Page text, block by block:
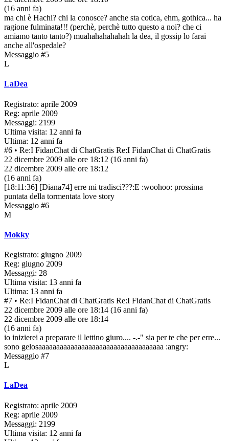
(16 anni fa)
ma chi è Hachi? chi la conosce? anche sta cotica, ehm, gothica... ha
ragione fulminata!!! (perchè, perchè tutto questo a noi? che ci
amiamo tanto tanto?) muahahahahahah la dea, il gossip lo farai
anche all'ospedale?
Messaggio #5
L
LaDea
Registrato: aprile 2009
Reg: aprile 2009
Messaggi: 2199
Ultima visita: 12 anni fa
Ultima: 12 anni fa
#6 • Re:I FidanChat di ChatGratis Re:I FidanChat di ChatGratis
22 dicembre 2009 alle ore 18:12 (16 anni fa)
22 dicembre 2009 alle ore 18:12
(16 anni fa)
[18:11:36] [Diana74] erre mi tradisci???:E :woohoo: prossima
puntata della tormentata love story
Messaggio #6
M
Mokky
Registrato: giugno 2009
Reg: giugno 2009
Messaggi: 28
Ultima visita: 13 anni fa
Ultima: 13 anni fa
#7 • Re:I FidanChat di ChatGratis Re:I FidanChat di ChatGratis
22 dicembre 2009 alle ore 18:14 (16 anni fa)
22 dicembre 2009 alle ore 18:14
(16 anni fa)
io inizierei a preparare il lettino giuro.... -.-" sia per te che per erre...
sono gelosaaaaaaaaaaaaaaaaaaaaaaaaaaaaaaaaaaa :angry:
Messaggio #7
L
LaDea
Registrato: aprile 2009
Reg: aprile 2009
Messaggi: 2199
Ultima visita: 12 anni fa